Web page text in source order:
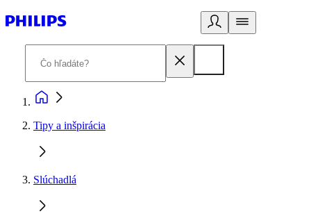
Tipy a inšpirácia
Slúchadlá